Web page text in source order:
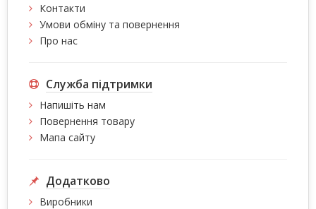
Контакти
Умови обміну та повернення
Про нас
Служба підтримки
Напишіть нам
Повернення товару
Мапа сайту
Додатково
Виробники